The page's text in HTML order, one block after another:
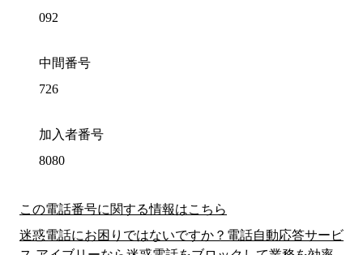
092
中間番号
726
加入者番号
8080
この電話番号に関する情報はこちら
迷惑電話にお困りではないですか？電話自動応答サービ